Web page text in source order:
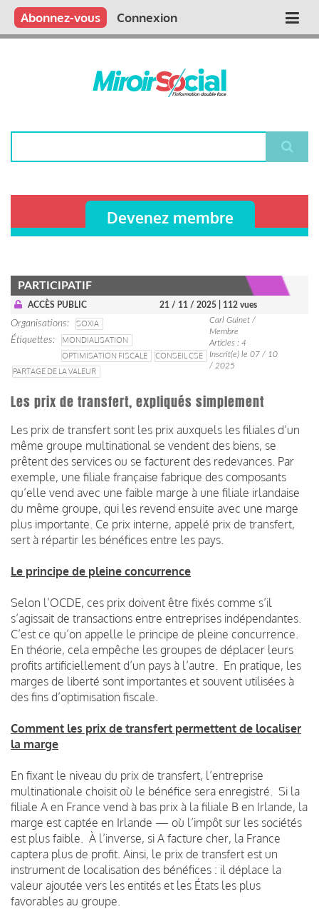
Aller
contenu
Main
Qui sommes nous ?
Vous publiez
Nous publions
Contactez-nous
Abonnez-vous Connexion
Devenez membre
PARTICIPATIF
ACCÈS PUBLIC 21 / 11 / 2025 | 112 vues
Organisations
SOXIA
Étiquettes
MONDIALISATION
OPTIMISATION FISCALE
CONSEIL CSE
PARTAGE DE LA VALEUR
Carl Guinet /
Membre
Articles : 4
Inscrit(e) le 07 / 10
/ 2025
Les prix de transfert, expliqués simplement
Les prix de transfert sont les prix auxquels les filiales d’un
même groupe multinational se vendent des biens, se
prêtent des services ou se facturent des redevances. Par
exemple, une filiale française fabrique des composants
qu’elle vend avec une faible marge à une filiale irlandaise
du même groupe, qui les revend ensuite avec une marge
plus importante. Ce prix interne, appelé prix de transfert,
sert à répartir les bénéfices entre les pays.
Le principe de pleine concurrence
Selon l’OCDE, ces prix doivent être fixés comme s’il
s’agissait de transactions entre entreprises indépendantes.
C’est ce qu’on appelle le principe de pleine concurrence.
En théorie, cela empêche les groupes de déplacer leurs
profits artificiellement d’un pays à l’autre. En pratique, les
marges de liberté sont importantes et souvent utilisées à
des fins d’optimisation fiscale.
Comment les prix de transfert permettent de localiser
la marge
En fixant le niveau du prix de transfert, l’entreprise
multinationale choisit où le bénéfice sera enregistré. Si la
filiale A en France vend à bas prix à la filiale B en Irlande, la
marge est captée en Irlande — où l’impôt sur les sociétés
est plus faible. À l’inverse, si A facture cher, la France
captera plus de profit. Ainsi, le prix de transfert est un
instrument de localisation des bénéfices : il déplace la
valeur ajoutée vers les entités et les États les plus
favorables au groupe.